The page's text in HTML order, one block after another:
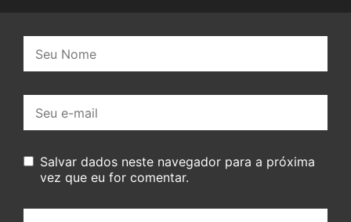
mail:
Salvar dados neste navegador para a próxima
vez que eu for comentar.